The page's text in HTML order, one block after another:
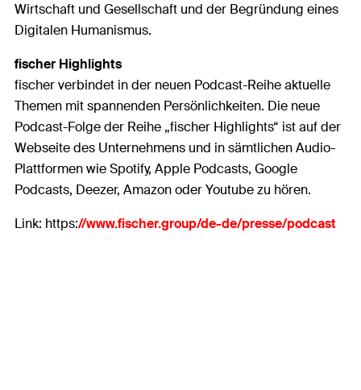
Wirtschaft und Gesellschaft und der Begründung eines
Digitalen Humanismus.
fischer Highlights
fischer verbindet in der neuen Podcast-Reihe aktuelle
Themen mit spannenden Persönlichkeiten. Die neue
Podcast-Folge der Reihe „fischer Highlights“ ist auf der
Webseite des Unternehmens und in sämtlichen Audio-
Plattformen wie Spotify, Apple Podcasts, Google
Podcasts, Deezer, Amazon oder Youtube zu hören.
Link: https://www.fischer.group/de-de/presse/podcast